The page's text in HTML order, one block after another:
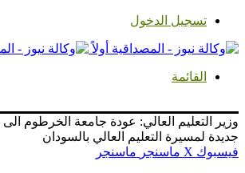
تسجيل الدخول
القائمة
وزير التعليم العالي: عودة جامعة الخرطوم الى
جديدة لمسيرة التعليم العالي بالسودان
فيسبوك ‫X ماسنجر ماسنجر